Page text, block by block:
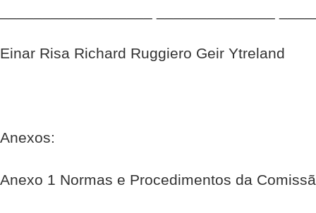
Einar Risa Richard Ruggiero Geir Ytreland
Anexos:
Anexo 1 Normas e Procedimentos da